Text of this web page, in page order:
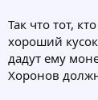
Так что тот,
хороший
дадут ему
Хоронов